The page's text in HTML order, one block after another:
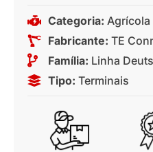
Categoria: Agrícola
Fabricante: TE
Família: Linha
Tipo: Terminais